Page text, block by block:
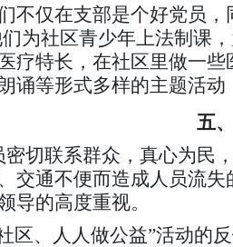
不仅在支部是个好党员
们为社区青少年上法制课
疗特长，在社区里做一
诵等形式多样的主题活
五
切联系群众，真心为民
交通不便而造成人员流
导的高度重视。
区、人人做公益”活动的